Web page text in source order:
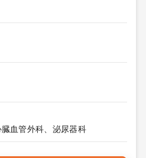
血管外科、泌尿器科